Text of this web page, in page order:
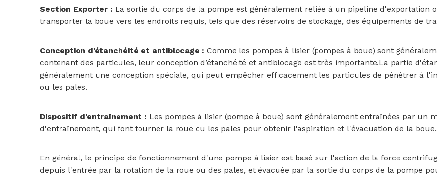
Section Exporter : La sortie du corps de la pompe est généralement reliée à un pipeline
transporter la boue vers les endroits requis, tels que des réservoirs de stockage, des équipements de
Conception d'étanchéité et antiblocage : Comme les pompes à lisier (pompes à boue) sont
contenant des particules, leur conception d’étanchéité et antiblocage est très importante.La partie
généralement une conception spéciale, qui peut empêcher efficacement les particules de pénétrer à
ou les pales.
Dispositif d'entraînement : Les pompes à lisier (pompe à boue) sont généralement entraînées par un
d'entraînement, qui font tourner la roue ou les pales pour obtenir l'aspiration et l'évacuation de la boue.
En général, le principe de fonctionnement d'une pompe à lisier est basé sur l'action de la force
depuis l'entrée par la rotation de la roue ou des pales, et évacuée par la sortie du corps de la pompe